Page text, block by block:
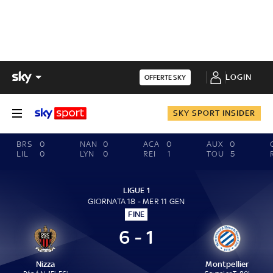
OFFERTE SKY LOGIN
SKY SPORT INSIDER
BRS
0
LIL
0
NAN
0
LYN
0
ACA
0
REI
1
AUX
0
TOU
5
LIGUE 1
GIORNATA 18 - MER 11 GEN
FINE
Nizza
6 - 1
Montpellier